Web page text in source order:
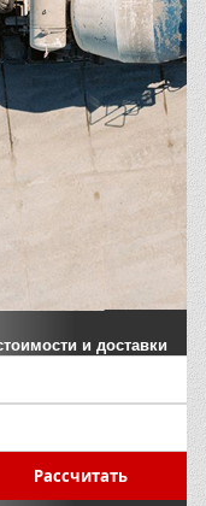
и доставки
Рассчитать